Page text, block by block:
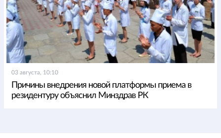
03 августа, 10:10
Причины внедрения новой платформы приема в
резидентуру объяснил Минздрав РК